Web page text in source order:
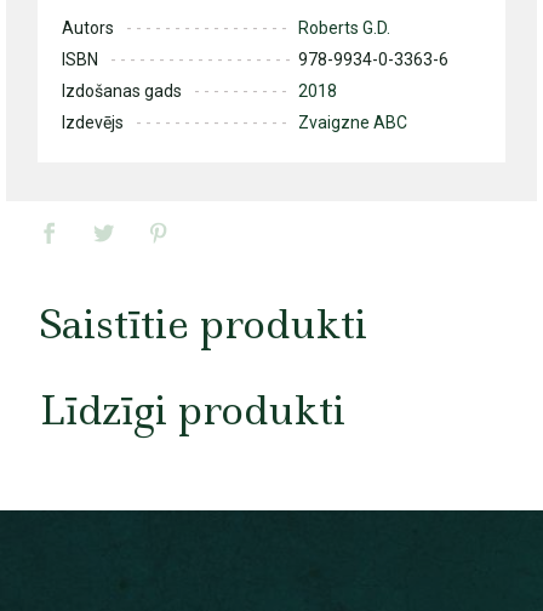
Autors
Roberts G.D.
ISBN
978-9934-0-3363-6
Izdošanas gads
2018
Izdevējs
Zvaigzne ABC
Saistītie produkti
Līdzīgi produkti